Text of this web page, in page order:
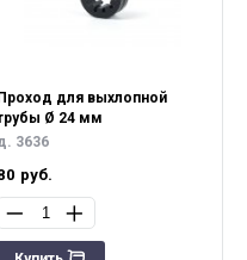
Проход для выхлопной
Ø 24 мм
3636
руб.